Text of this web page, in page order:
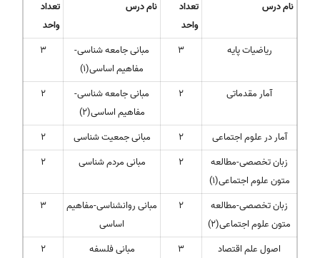
نام درس
تعداد
واحد
نام درس
تعداد
واحد
ریاضیات پایه
3
مبانی جامعه شناسی-
مفاهیم اساسی(1)
3
آمار مقدماتی 2
مبانی جامعه شناسی-
مفاهیم اساسی(2)
2
آمار در علوم اجتماعی 2 مبانی جمعیت شناسی
2
زبان تخصصی-مطالعه
متون علوم اجتماعی(1)
2 مبانی مردم شناسی 2
زبان تخصصی-مطالعه
متون علوم اجتماعی(2)
2
مبانی روانشناسی-مفاهیم
اساسی
3
اصول علم اقتصاد 3 مبانی فلسفه
2